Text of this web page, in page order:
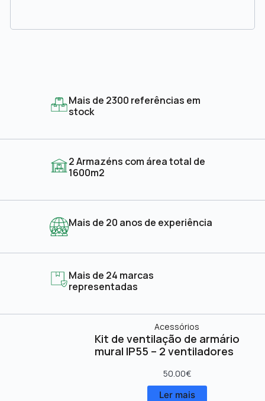
Mais de 2300 referências em
stock
2 Armazéns com área total de
1600m2
Mais de 20 anos de experiência
Mais de 24 marcas
representadas
Acessórios
Kit de ventilação de armário
mural IP55 – 2 ventiladores
50.00€
Ler mais